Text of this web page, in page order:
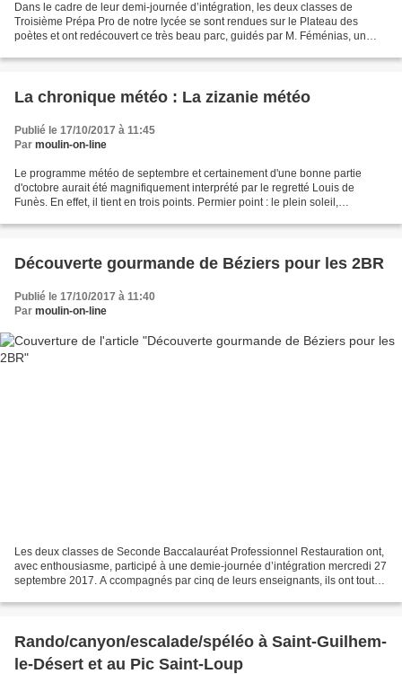
Dans le cadre de leur demi-journée d’intégration, les deux classes de
Troisième Prépa Pro de notre lycée se sont rendues sur le Plateau des
poètes et ont redécouvert ce très beau parc, guidés par M. Féménias, un
La chronique météo : La zizanie météo
Publié le 17/10/2017 à 11:45
Par moulin-on-line
Le programme météo de septembre et certainement d'une bonne partie
d'octobre aurait été magnifiquement interprété par le regretté Louis de
Funès. En effet, il tient en trois points. Permier point : le plein soleil,
Découverte gourmande de Béziers pour les 2BR
Publié le 17/10/2017 à 11:40
Par moulin-on-line
Les deux classes de Seconde Baccalauréat Professionnel Restauration ont,
avec enthousiasme, participé à une demie-journée d’intégration mercredi 27
septembre 2017. A ccompagnés par cinq de leurs enseignants, ils ont tout
Rando/canyon/escalade/spéléo à Saint-Guilhem-
le-Désert et au Pic Saint-Loup